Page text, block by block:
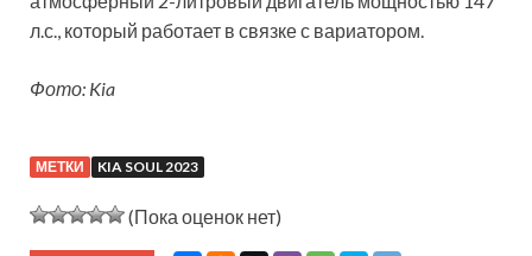
л.с., который работает в связке с вариатором.
Фото: Kia
МЕТКИ KIA SOUL 2023
(Пока оценок нет)